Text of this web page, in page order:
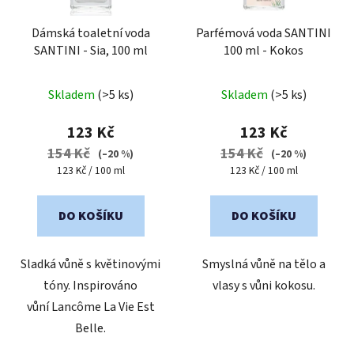
Dámská toaletní voda
SANTINI - Sia, 100 ml
hodnocení
produktu
je
4,7
5
Skladem (>5 ks)
123 Kč
154 Kč (–20 %)
Měrná
123 Kč / 100 ml
DO KOŠÍKU
Sladká vůně s květinovými
tóny. Inspirováno
vůní Lancôme La Vie Est
Belle.
Parfémová voda SANTINI
100 ml - Kokos
hodnocení
produktu
je
3,8
5
Skladem (>5 ks)
123 Kč
154 Kč (–20 %)
Měrná
123 Kč / 100 ml
DO KOŠÍKU
Smyslná vůně na tělo a
vlasy s vůni kokosu.